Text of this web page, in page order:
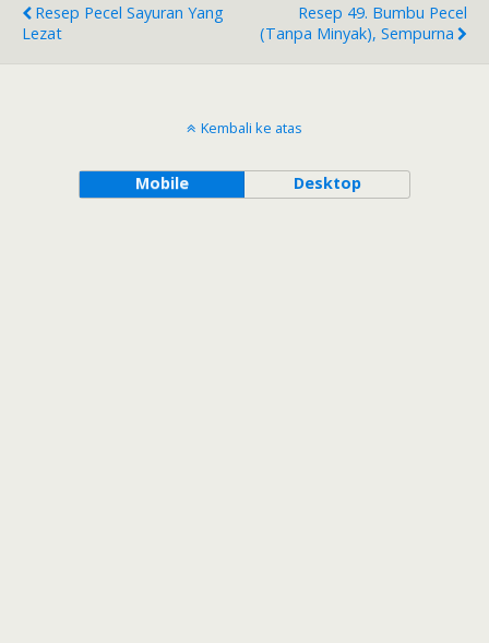
Resep Pecel Sayuran Yang
Lezat
Resep 49. Bumbu Pecel
(tanpa Minyak), Sempurna
Kembali ke atas
Mobile Desktop